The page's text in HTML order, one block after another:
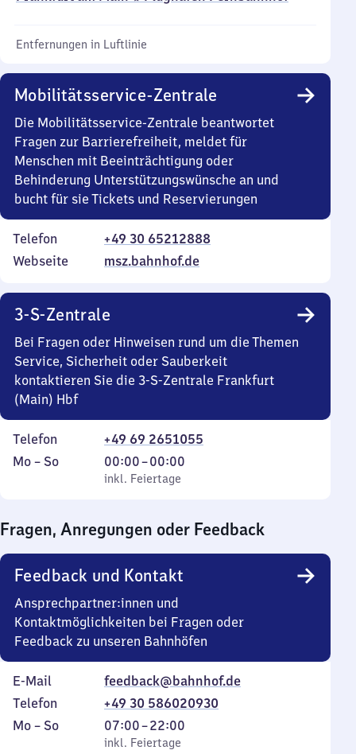
Entfernungen in Luftlinie
Mobilitätsservice-Zentrale
Die Mobilitätsservice-Zentrale beantwortet
Fragen zur Barrierefreiheit, meldet für
Menschen mit Beeinträchtigung oder
Behinderung Unterstützungswünsche an und
bucht für sie Tickets und Reservierungen
Telefon
+49 30 65212888
Webseite
msz.bahnhof.de
3-S-Zentrale
Bei Fragen oder Hinweisen rund um die Themen
Service, Sicherheit oder Sauberkeit
kontaktieren Sie die 3-S-Zentrale Frankfurt
(Main) Hbf
Telefon
+49 69 2651055
Montag
Mo – So,
inkl. Feiertage
00:00–00:00
Von
0
0
Uhr
inkl. Feiertage
Fragen, Anregungen oder Feedback
Feedback und Kontakt
Ansprechpartner:innen und
Kontaktmöglichkeiten bei Fragen oder
Feedback zu unseren Bahnhöfen
E-Mail
feedback@bahnhof.de
Telefon
+49 30 586020930
Montag
Mo – So,
inkl. Feiertage
07:00–22:00
Von
7
inkl. Feiertage